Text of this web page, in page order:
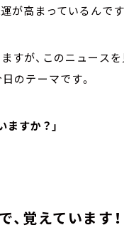
が高まっているんです
が、このニュースを
のテーマです。
すか？」
覚えています！